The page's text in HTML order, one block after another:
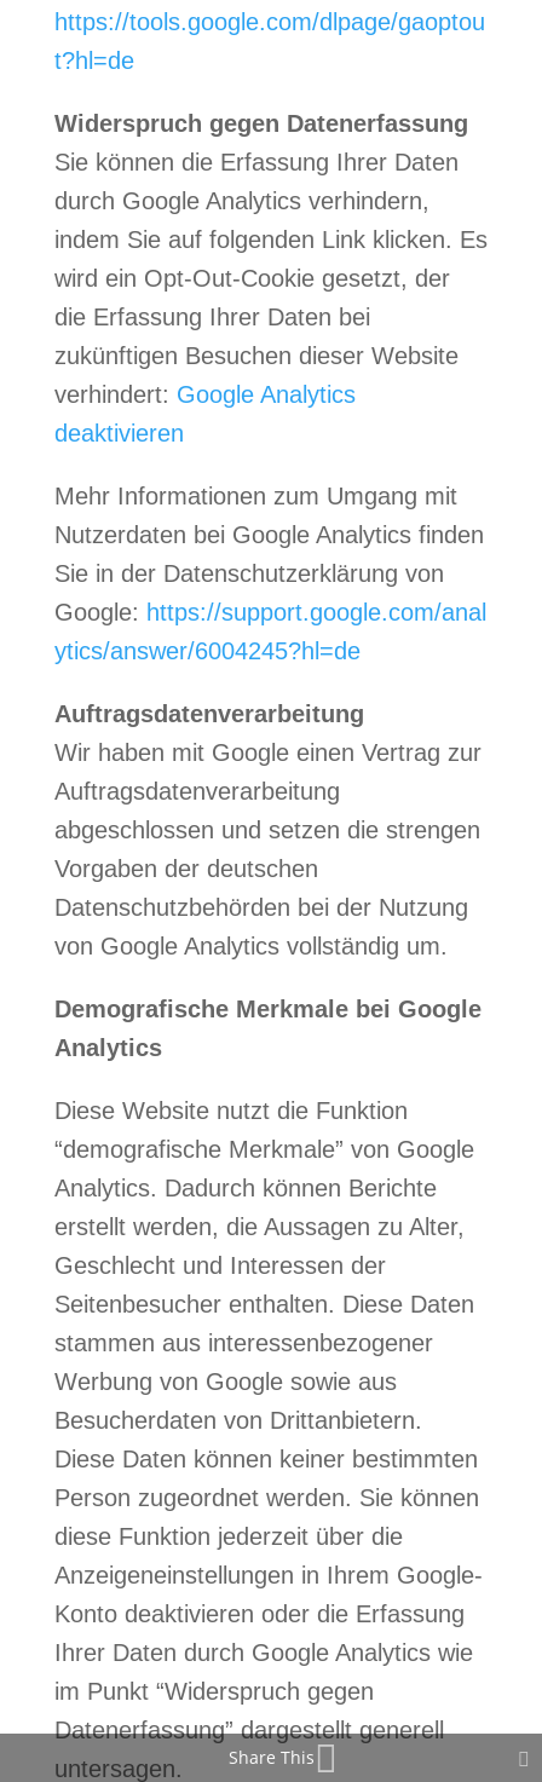
https://tools.google.com/dlpage/gaoptou
t?hl=de
Widerspruch gegen Datenerfassung
Sie können die Erfassung Ihrer Daten
durch Google Analytics verhindern,
indem Sie auf folgenden Link klicken. Es
wird ein Opt-Out-Cookie gesetzt, der
die Erfassung Ihrer Daten bei
zukünftigen Besuchen dieser Website
verhindert: Google Analytics
deaktivieren
Mehr Informationen zum Umgang mit
Nutzerdaten bei Google Analytics finden
Sie in der Datenschutzerklärung von
Google: https://support.google.com/anal
ytics/answer/6004245?hl=de
Auftragsdatenverarbeitung
Wir haben mit Google einen Vertrag zur
Auftragsdatenverarbeitung
abgeschlossen und setzen die strengen
Vorgaben der deutschen
Datenschutzbehörden bei der Nutzung
von Google Analytics vollständig um.
Demografische Merkmale bei Google
Analytics
Diese Website nutzt die Funktion
“demografische Merkmale” von Google
Analytics. Dadurch können Berichte
erstellt werden, die Aussagen zu Alter,
Geschlecht und Interessen der
Seitenbesucher enthalten. Diese Daten
stammen aus interessenbezogener
Werbung von Google sowie aus
Besucherdaten von Drittanbietern.
Diese Daten können keiner bestimmten
Person zugeordnet werden. Sie können
diese Funktion jederzeit über die
Anzeigeneinstellungen in Ihrem Google-
Konto deaktivieren oder die Erfassung
Ihrer Daten durch Google Analytics wie
im Punkt “Widerspruch gegen
Datenerfassung” dargestellt generell
untersagen.
Share This